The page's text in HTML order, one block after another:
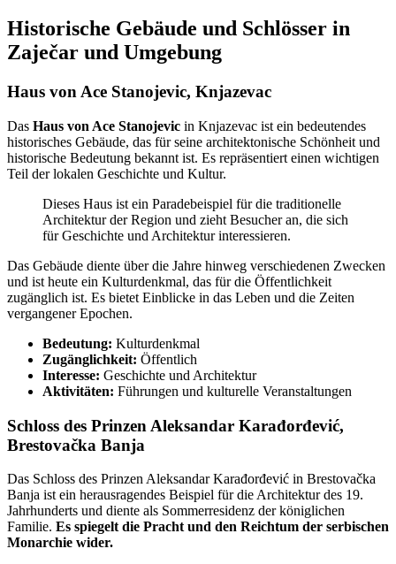
Historische Gebäude und Schlösser in
Zaječar und Umgebung
Haus von Ace Stanojevic, Knjazevac
Das Haus von Ace Stanojevic in Knjazevac ist ein bedeutendes
historisches Gebäude, das für seine architektonische Schönheit und
historische Bedeutung bekannt ist. Es repräsentiert einen wichtigen
Teil der lokalen Geschichte und Kultur.
Dieses Haus ist ein Paradebeispiel für die traditionelle
Architektur der Region und zieht Besucher an, die sich
für Geschichte und Architektur interessieren.
Das Gebäude diente über die Jahre hinweg verschiedenen Zwecken
und ist heute ein Kulturdenkmal, das für die Öffentlichkeit
zugänglich ist. Es bietet Einblicke in das Leben und die Zeiten
vergangener Epochen.
Bedeutung: Kulturdenkmal
Zugänglichkeit: Öffentlich
Interesse: Geschichte und Architektur
Aktivitäten: Führungen und kulturelle Veranstaltungen
Schloss des Prinzen Aleksandar Karađorđević,
Brestovačka Banja
Das Schloss des Prinzen Aleksandar Karađorđević in Brestovačka
Banja ist ein herausragendes Beispiel für die Architektur des 19.
Jahrhunderts und diente als Sommerresidenz der königlichen
Familie. Es spiegelt die Pracht und den Reichtum der serbischen
Monarchie wider.